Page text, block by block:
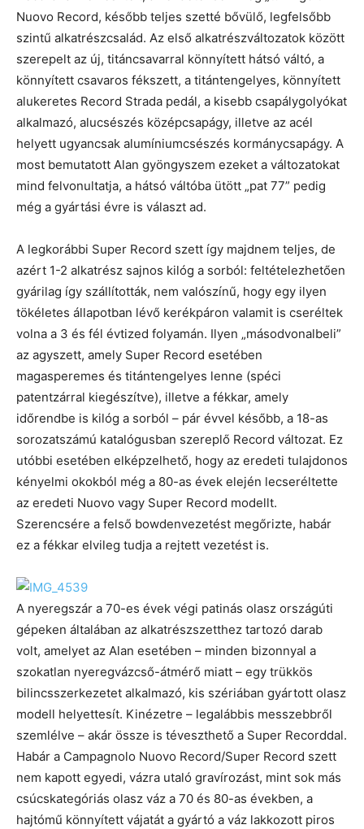
Nuovo Record, később teljes szetté bővülő, legfelsőbb
szintű alkatrészcsalád. Az első alkatrészváltozatok között
szerepelt az új, titáncsavarral könnyített hátsó váltó, a
könnyített csavaros fékszett, a titántengelyes, könnyített
alukeretes Record Strada pedál, a kisebb csapálygolyókat
alkalmazó, alucsészés középcsapágy, illetve az acél
helyett ugyancsak alumíniumcsészés kormánycsapágy. A
most bemutatott Alan gyöngyszem ezeket a változatokat
mind felvonultatja, a hátsó váltóba ütött „pat 77” pedig
még a gyártási évre is választ ad.
A legkorábbi Super Record szett így majdnem teljes, de
azért 1-2 alkatrész sajnos kilóg a sorból: feltételezhetően
gyárilag így szállították, nem valószínű, hogy egy ilyen
tökéletes állapotban lévő kerékpáron valamit is cseréltek
volna a 3 és fél évtized folyamán. Ilyen „másodvonalbeli”
az agyszett, amely Super Record esetében
magasperemes és titántengelyes lenne (spéci
patentzárral kiegészítve), illetve a fékkar, amely
időrendbe is kilóg a sorból – pár évvel később, a 18-as
sorozatszámú katalógusban szereplő Record változat. Ez
utóbbi esetében elképzelhető, hogy az eredeti tulajdonos
kényelmi okokból még a 80-as évek elején lecseréltette
az eredeti Nuovo vagy Super Record modellt.
Szerencsére a felső bowdenvezetést megőrizte, habár
ez a fékkar elvileg tudja a rejtett vezetést is.
A nyeregszár a 70-es évek végi patinás olasz országúti
gépeken általában az alkatrészszetthez tartozó darab
volt, amelyet az Alan esetében – minden bizonnyal a
szokatlan nyeregvázcső-átmérő miatt – egy trükkös
bilincsszerkezetet alkalmazó, kis szériában gyártott olasz
modell helyettesít. Kinézetre – legalábbis messzebbről
szemlélve – akár össze is téveszthető a Super Recorddal.
Habár a Campagnolo Nuovo Record/Super Record szett
nem kapott egyedi, vázra utaló gravírozást, mint sok más
csúcskategóriás olasz váz a 70 és 80-as években, a
hajtómű könnyített vájatát a gyártó a váz lakkozott piros